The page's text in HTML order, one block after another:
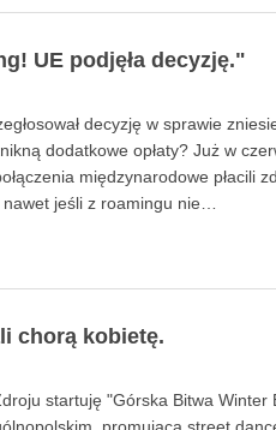
UE podjęła decyzję."
decyzję w sprawie
dodatkowe opłaty? Już w
międzynarodowe płacili
nawet jeśli z roamingu nie…
chorą kobietę.
startuję "Górska Bitwa Winter